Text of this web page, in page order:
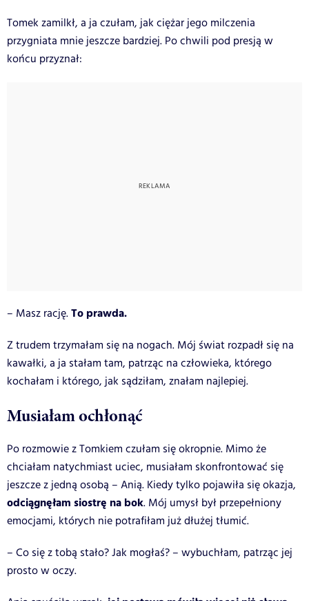
Tomek zamilkł, a ja czułam, jak ciężar jego milczenia
przygniata mnie jeszcze bardziej. Po chwili pod presją w
końcu przyznał:
– Masz rację.To prawda.
Z trudem trzymałam się na nogach. Mój świat rozpadł się na
kawałki, a ja stałam tam, patrząc na człowieka, którego
kochałam i którego, jak sądziłam, znałam najlepiej.
Musiałam ochłonąć
Po rozmowie z Tomkiem czułam się okropnie. Mimo że
chciałam natychmiast uciec, musiałam skonfrontować się
jeszcze z jedną osobą – Anią. Kiedy tylko pojawiła się okazja,
odciągnęłam siostrę na bok. Mój umysł był przepełniony
emocjami, których nie potrafiłam już dłużej tłumić.
– Co się z tobą stało? Jak mogłaś? – wybuchłam, patrząc jej
prosto w oczy.